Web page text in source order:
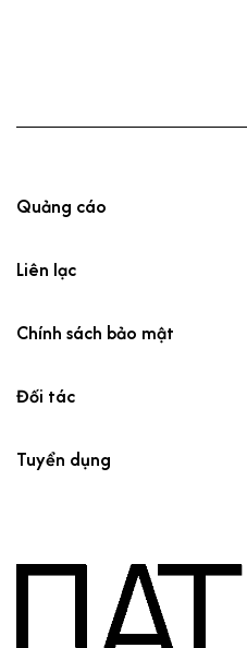
Quảng cáo
Liên lạc
Chính sách bảo mật
Đối tác
Tuyển dụng